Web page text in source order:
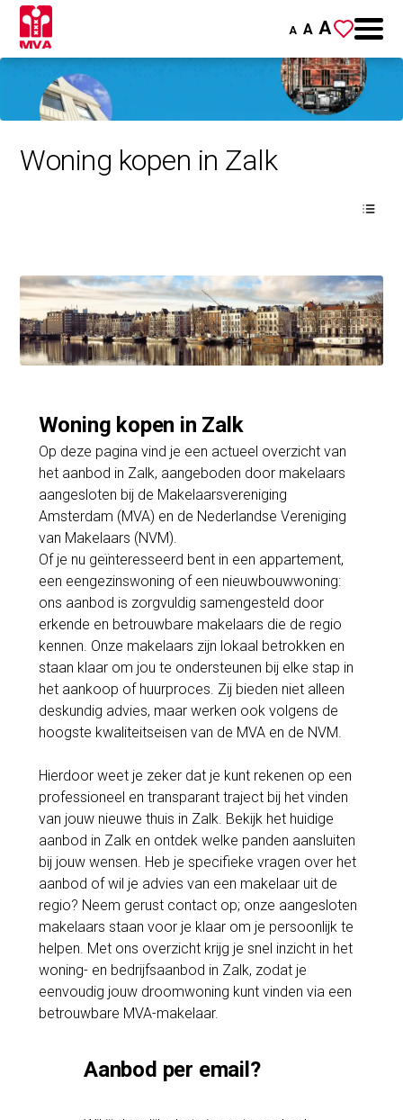
A A A
Woning kopen in Zalk
Woning kopen in Zalk
Op deze pagina vind je een actueel overzicht van
het aanbod in Zalk, aangeboden door makelaars
aangesloten bij de Makelaarsvereniging
Amsterdam (MVA) en de Nederlandse Vereniging
van Makelaars (NVM).
Of je nu geïnteresseerd bent in een appartement,
een eengezinswoning of een nieuwbouwwoning:
ons aanbod is zorgvuldig samengesteld door
erkende en betrouwbare makelaars die de regio
kennen. Onze makelaars zijn lokaal betrokken en
staan klaar om jou te ondersteunen bij elke stap in
het aankoop of huurproces. Zij bieden niet alleen
deskundig advies, maar werken ook volgens de
hoogste kwaliteitseisen van de MVA en de NVM.
Hierdoor weet je zeker dat je kunt rekenen op een
professioneel en transparant traject bij het vinden
van jouw nieuwe thuis in Zalk. Bekijk het huidige
aanbod in Zalk en ontdek welke panden aansluiten
bij jouw wensen. Heb je specifieke vragen over het
aanbod of wil je advies van een makelaar uit de
regio? Neem gerust contact op; onze aangesloten
makelaars staan voor je klaar om je persoonlijk te
helpen. Met ons overzicht krijg je snel inzicht in het
woning- en bedrijfsaanbod in Zalk, zodat je
eenvoudig jouw droomwoning kunt vinden via een
betrouwbare MVA-makelaar.
Aanbod per email?